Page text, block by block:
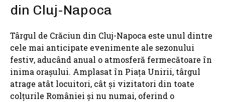
din Cluj-Napoca
Târgul de Crăciun din Cluj-Napoca este unul dintre
cele mai anticipate evenimente ale sezonului
festiv, aducând anual o atmosferă fermecătoare în
inima orașului. Amplasat în Piața Unirii, târgul
atrage atât locuitori, cât și vizitatori din toate
colțurile României și nu numai, oferind o